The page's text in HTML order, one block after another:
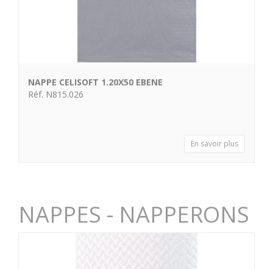
NAPPE CELISOFT 1.20X50 EBENE
Réf. N815.026
En savoir plus
NAPPES - NAPPERONS